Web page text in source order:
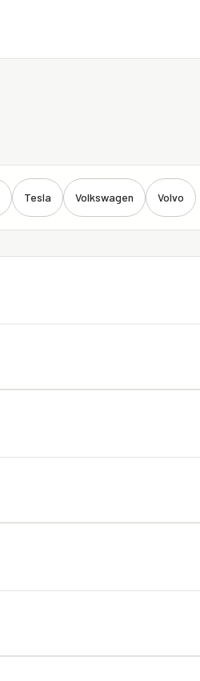
Tesla Volkswagen Volvo